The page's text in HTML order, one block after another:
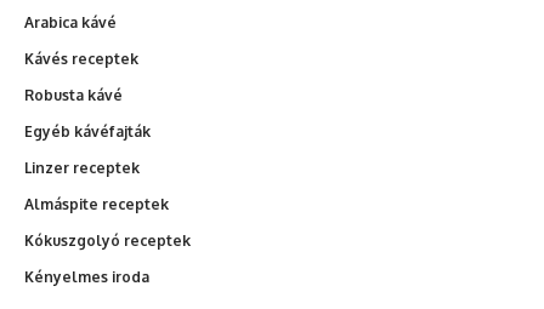
Arabica kávé
Kávés receptek
Robusta kávé
Egyéb kávéfajták
Linzer receptek
Almáspite receptek
Kókuszgolyó receptek
Kényelmes iroda